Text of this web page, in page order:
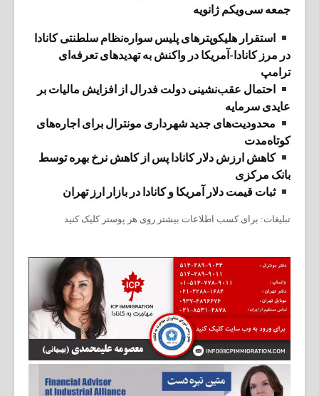
جمعه سی‌ویکم ژانویه
استقرار هلیکوپترهای پلیس سواره‌نظام سلطنتی کانادا
در مرز کانادا-آمریکا در واکنش به تهدیدهای تعرفه‌ای
ترامپ
احتمال عقب‌نشینی دولت فدرال از افزایش مالیات بر
عایدی سرمایه
محدودیت‌های جدید شهرداری مونترال برای اجاره‌های
کوتاه‌مدت
کاهش ارزش دلار کانادا پس از کاهش نرخ بهره توسط
بانک مرکزی
ثبات قیمت دلار آمریکا و کانادا در بازار ارز تهران
تبلیغات: برای کسب اطلاعات بیشتر روی هر پوستر کلیک کنید